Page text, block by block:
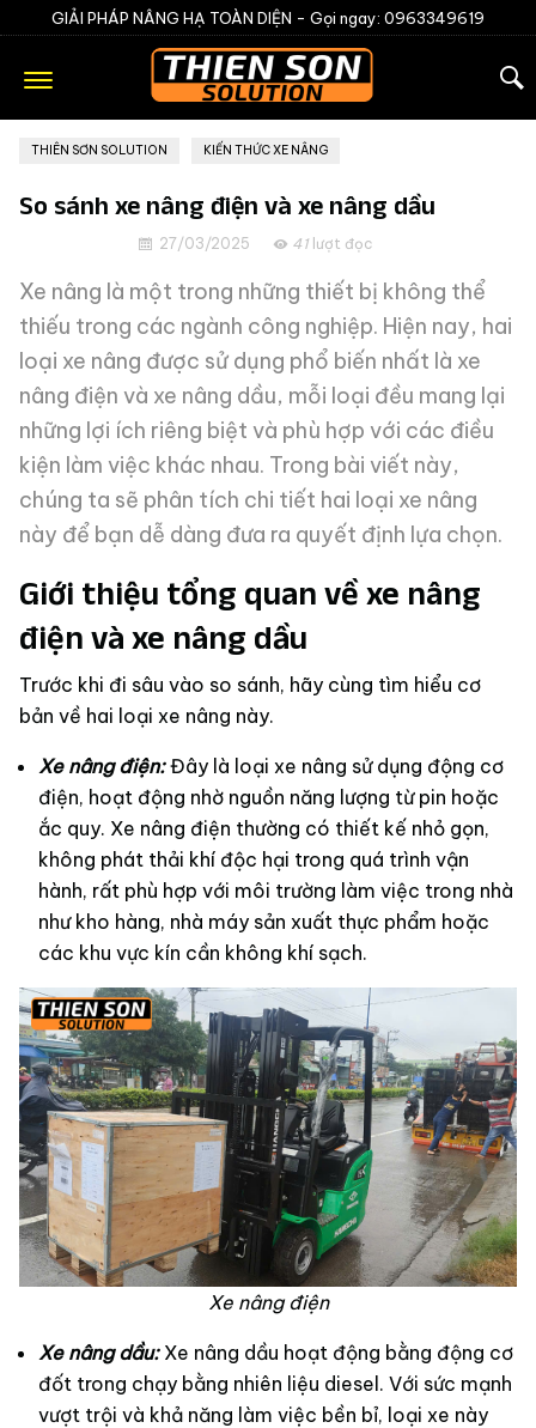
GIẢI PHÁP NÂNG HẠ TOÀN DIỆN - Gọi ngay: 0963349619
THIÊN SƠN SOLUTION KIẾN THỨC XE NÂNG
So sánh xe nâng điện và xe nâng dầu
27/03/2025 41 lượt đọc
Xe nâng là một trong những thiết bị không thể
thiếu trong các ngành công nghiệp. Hiện nay, hai
loại xe nâng được sử dụng phổ biến nhất là xe
nâng điện và xe nâng dầu, mỗi loại đều mang lại
những lợi ích riêng biệt và phù hợp với các điều
kiện làm việc khác nhau. Trong bài viết này,
chúng ta sẽ phân tích chi tiết hai loại xe nâng
này để bạn dễ dàng đưa ra quyết định lựa chọn.
Giới thiệu tổng quan về xe nâng
điện và xe nâng dầu
Trước khi đi sâu vào so sánh, hãy cùng tìm hiểu cơ
bản về hai loại xe nâng này.
Xe nâng điện:Đây là loại xe nâng sử dụng động cơ
điện, hoạt động nhờ nguồn năng lượng từ pin hoặc
ắc quy. Xe nâng điện thường có thiết kế nhỏ gọn,
không phát thải khí độc hại trong quá trình vận
hành, rất phù hợp với môi trường làm việc trong nhà
như kho hàng, nhà máy sản xuất thực phẩm hoặc
các khu vực kín cần không khí sạch.
Xe nâng điện
Xe nâng dầu:Xe nâng dầu hoạt động bằng động cơ
đốt trong chạy bằng nhiên liệu diesel. Với sức mạnh
vượt trội và khả năng làm việc bền bỉ, loại xe này